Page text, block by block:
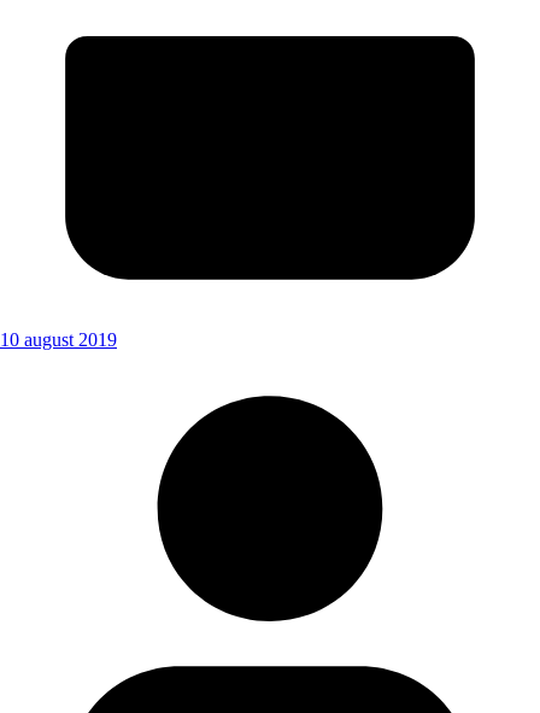
10 august 2019